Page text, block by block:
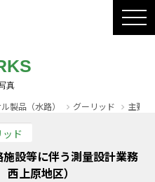
製品（水路） グーリッド 主要
ド
設等に伴う測量設計業務
上原地区）